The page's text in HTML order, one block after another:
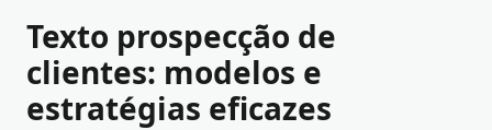
Texto prospecção de
clientes: modelos e
estratégias eficazes